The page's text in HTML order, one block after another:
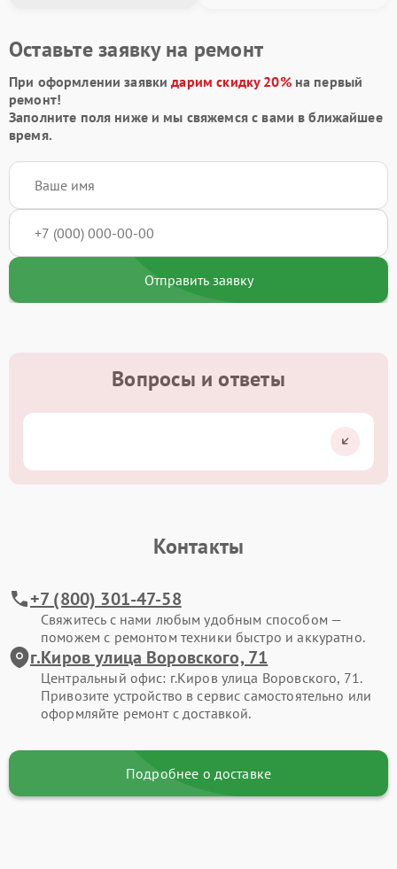
Оставьте заявку на ремонт
При оформлении заявкидарим скидку 20%на первый
ремонт!
Заполните поля ниже и мы свяжемся с вами в ближайшее
время.
Отправить заявку
Вопросы и ответы
Контакты
+7 (800) 301-47-58
Свяжитесь с нами любым удобным способом —
поможем с ремонтом техники быстро и аккуратно.
г.Киров улица Воровского, 71
Центральный офис: г.Киров улица Воровского, 71.
Привозите устройство в сервис самостоятельно или
оформляйте ремонт с доставкой.
Подробнее о доставке